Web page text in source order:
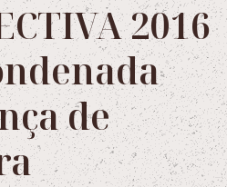
2016
de